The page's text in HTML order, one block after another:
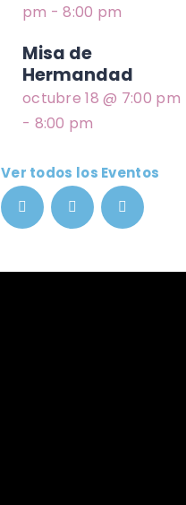
pm -8:00 pm
Misa de
Hermandad
octubre 18 @ 7:00 pm
- 8:00 pm
Ver todos los Eventos